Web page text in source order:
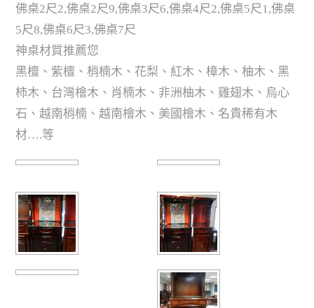
佛桌2尺2,佛桌2尺9,佛桌3尺6,佛桌4尺2,佛桌5尺1,佛桌
5尺8,佛桌6尺3,佛桌7尺
神桌材質推薦您
黑檀、紫檀、梢楠木、花梨、紅木、樟木、柚木、黑
柿木、台灣檜木、肖楠木、非洲柚木、雞翅木、烏心
石、越南梢楠、越南檜木、美國檜木、名貴稀有木
材….等